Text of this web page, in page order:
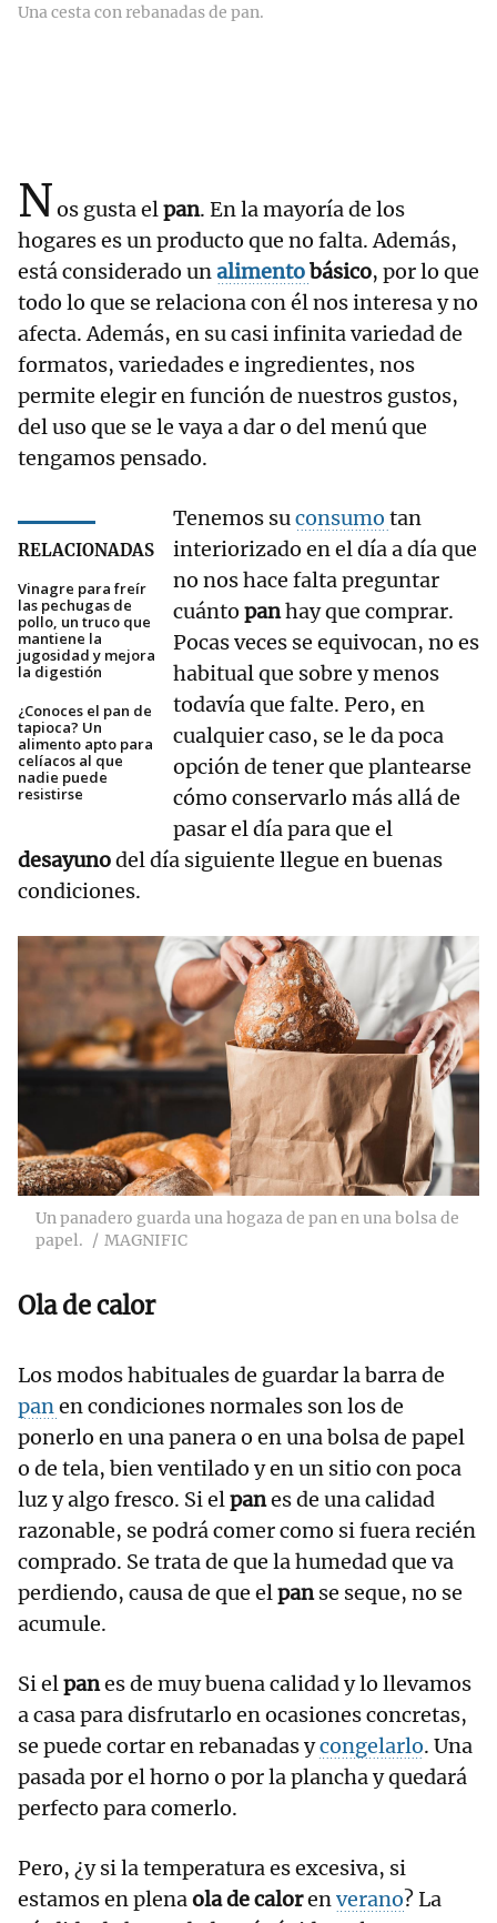
Una cesta con rebanadas de pan.
Nos gusta elpan. En la mayoría de los
hogares es un producto que no falta. Además,
está considerado unalimentobásico, por lo que
todo lo que se relaciona con él nos interesa y no
afecta. Además, en su casi infinita variedad de
formatos, variedades e ingredientes, nos
permite elegir en función de nuestros gustos,
del uso que se le vaya a dar o del menú que
tengamos pensado.
RELACIONADAS
Vinagre para freír
las pechugas de
pollo, un truco que
mantiene la
jugosidad y mejora
la digestión
¿Conoces el pan de
tapioca? Un
alimento apto para
celíacos al que
nadie puede
resistirse
Tenemos suconsumo tan
interiorizado en el día a día que
no nos hace falta preguntar
cuánto panhay que comprar.
Pocas veces se equivocan, no es
habitual que sobre y menos
todavía que falte. Pero, en
cualquier caso, se le da poca
opción de tener que plantearse
cómo conservarlo más allá de
pasar el día para que el
desayunodel día siguiente llegue en buenas
condiciones.
Un panadero guarda una hogaza de pan en una bolsa de
papel.
MAGNIFIC
Ola de calor
Los modos habituales de guardar la barra de
panen condiciones normales son los de
ponerlo en una panera o en una bolsa de papel
o de tela, bien ventilado y en un sitio con poca
luz y algo fresco. Si elpanes de una calidad
razonable, se podrá comer como si fuera recién
comprado. Se trata de que la humedad que va
perdiendo, causa de que elpanse seque, no se
acumule.
Si elpanes de muy buena calidad y lo llevamos
a casa para disfrutarlo en ocasiones concretas,
se puede cortar en rebanadas ycongelarlo. Una
pasada por el horno o por la plancha y quedará
perfecto para comerlo.
Pero, ¿y si la temperatura es excesiva, si
estamos en plenaola de calorenverano? La